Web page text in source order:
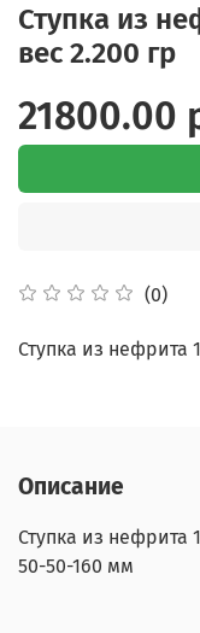
Ступка из
вес 2.200 гр
(0)
21800.00
Ступка из нефрита
Описание
Ступка из нефрита
50-50-160 мм